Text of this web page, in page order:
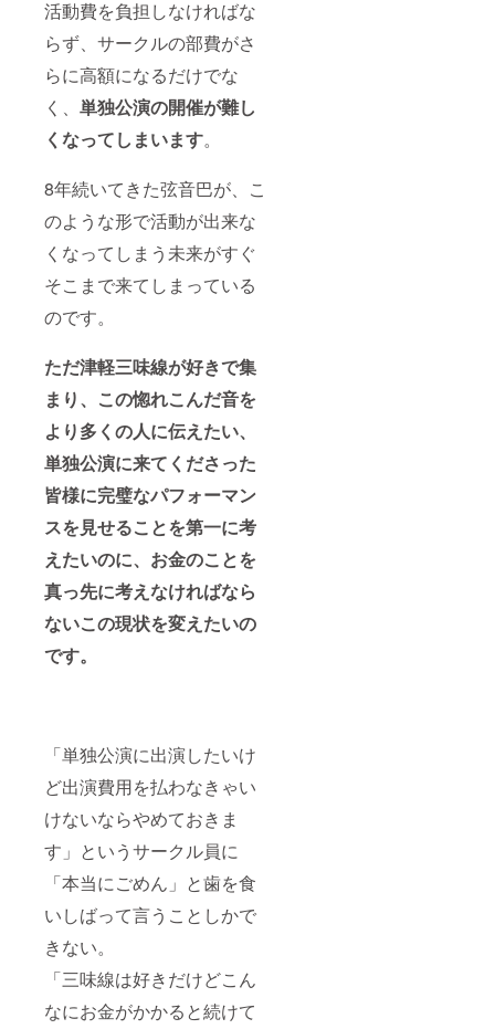
活動費を負担しなければな
らず、サークルの部費がさ
らに高額になるだけでな
く、 単独公演の開催が難し
くなってしまいます。
8年続いてきた弦音巴が、こ
のような形で活動が出来な
くなってしまう未来がすぐ
そこまで来てしまっている
のです。
ただ津軽三味線が好きで集
まり、この惚れこんだ音を
より多くの人に伝えたい、
単独公演に来てくださった
皆様に完璧なパフォーマン
スを見せることを第一に考
えたいのに、お金のことを
真っ先に考えなければなら
ないこの現状を変えたいの
です。
「単独公演に出演したいけ
ど出演費用を払わなきゃい
けないならやめておきま
す」というサークル員に
「本当にごめん」と歯を食
いしばって言うことしかで
きない。
「三味線は好きだけどこん
なにお金がかかると続けて